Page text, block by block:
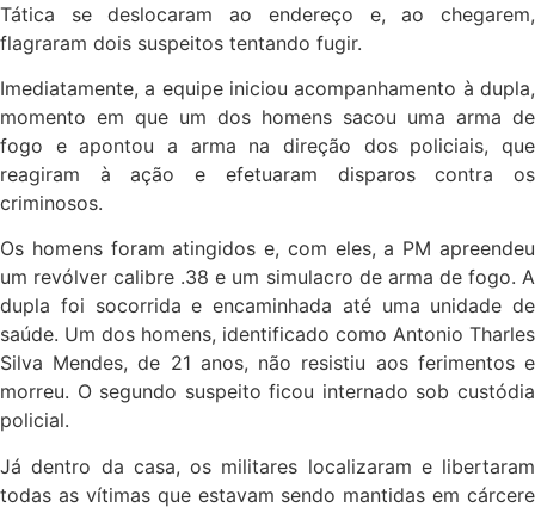
Tática se deslocaram ao endereço e, ao chegarem,
flagraram dois suspeitos tentando fugir.
Imediatamente, a equipe iniciou acompanhamento à dupla,
momento em que um dos homens sacou uma arma de
fogo e apontou a arma na direção dos policiais, que
reagiram à ação e efetuaram disparos contra os
criminosos.
Os homens foram atingidos e, com eles, a PM apreendeu
um revólver calibre .38 e um simulacro de arma de fogo. A
dupla foi socorrida e encaminhada até uma unidade de
saúde. Um dos homens, identificado como Antonio Tharles
Silva Mendes, de 21 anos, não resistiu aos ferimentos e
morreu. O segundo suspeito ficou internado sob custódia
policial.
Já dentro da casa, os militares localizaram e libertaram
todas as vítimas que estavam sendo mantidas em cárcere